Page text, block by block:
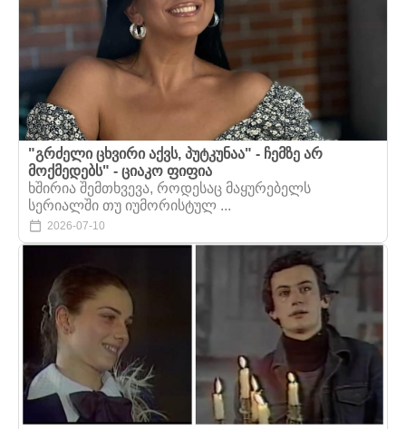
"გრძელი ცხვირი აქვს, პუტკუნაა" - ჩემზე არ
მოქმედებს" - ციაკო ფიფია
ხშირია შემთხვევა, როდესაც მაყურებელს
სერიალში თუ იუმორისტულ ...
2026-07-10